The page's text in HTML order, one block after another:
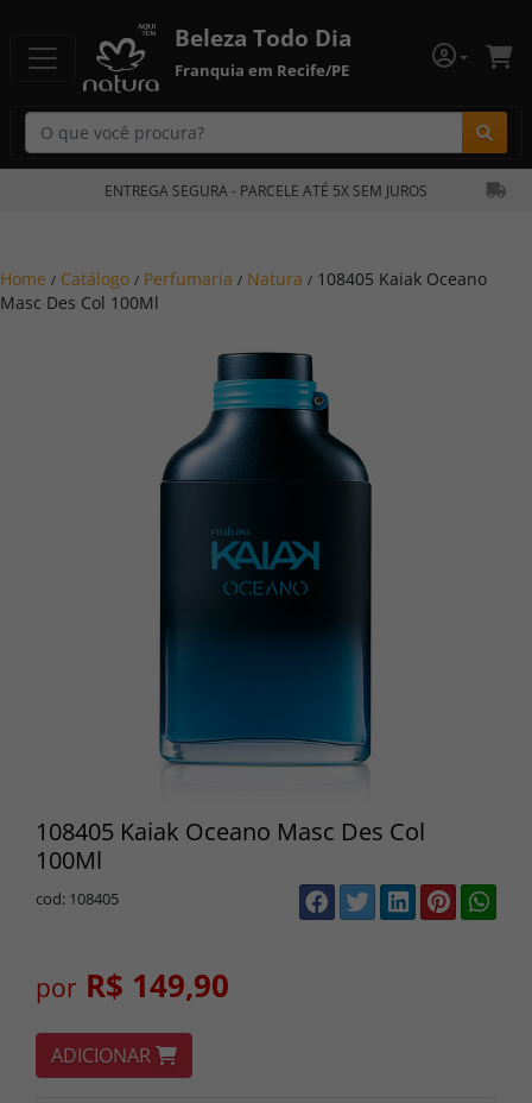
Beleza Todo Dia
Franquia em Recife/PE
ENTREGA SEGURA - PARCELE ATÉ 5X SEM JUROS
Home / Catálogo / Perfumaria / Natura / 108405 Kaiak Oceano
Masc Des Col 100Ml
108405 Kaiak Oceano Masc Des Col
100Ml
cod: 108405
por R$ 149,90
ADICIONAR